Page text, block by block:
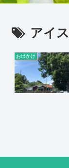
アイス
お出かけ